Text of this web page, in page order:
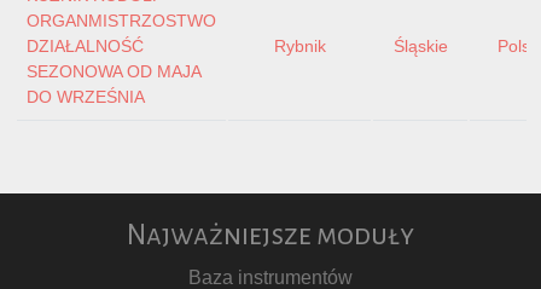
ORGANMISTRZOSTWO
DZIAŁALNOŚĆ
SEZONOWA OD MAJA
DO WRZEŚNIA
Rybnik Śląskie
Najważniejsze moduły
Baza instrumentów